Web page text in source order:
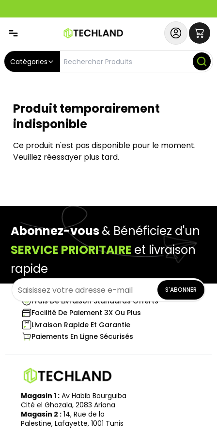
Catégories
Produit temporairement
indisponible
Ce produit n'est pas disponible pour le moment.
Veuillez réessayer plus tard.
Abonnez-vous& Bénéficiez d'un
SERVICE PRIORITAIRE et livraison
rapide
S'ABONNER
Frais De Livraison Standards Offerts
Facilité De Paiement 3X Ou Plus
Livraison Rapide Et Garantie
Paiements En Ligne Sécurisés
Magasin 1 : Av Habib Bourguiba
Cité el Ghazala, 2083 Ariana
Magasin 2 : 14, Rue de la
Palestine, Lafayette, 1001 Tunis